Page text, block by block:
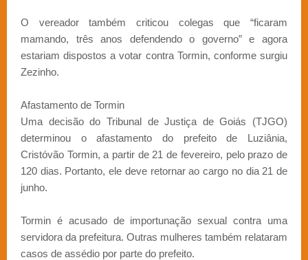
O vereador também criticou colegas que “ficaram
mamando, três anos defendendo o governo” e agora
estariam dispostos a votar contra Tormin, conforme surgiu
Zezinho.
Afastamento de Tormin
Uma decisão do Tribunal de Justiça de Goiás (TJGO)
determinou o afastamento do prefeito de Luziânia,
Cristóvão Tormin, a partir de 21 de fevereiro, pelo prazo de
120 dias. Portanto, ele deve retornar ao cargo no dia 21 de
junho.
Tormin é acusado de importunação sexual contra uma
servidora da prefeitura. Outras mulheres também relataram
casos de assédio por parte do prefeito.